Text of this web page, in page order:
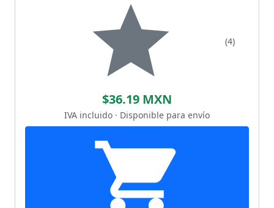
(4)
$36.19 MXN
IVA incluido · Disponible para envío